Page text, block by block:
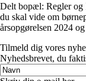
Delt bopæl: Regler og
du skal vide om
årsopgørelsen 2024
Tilmeld dig vores
Nyhedsbrevet, du